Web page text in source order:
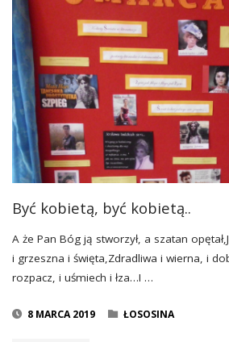
Być kobietą, być kobietą..
A że Pan Bóg ją stworzył, a szatan
i grzeszna i święta,Zdradliwa i wierna, i
rozpacz, i uśmiech i łza…I …
8 MARCA 2019 ŁOSOSINA